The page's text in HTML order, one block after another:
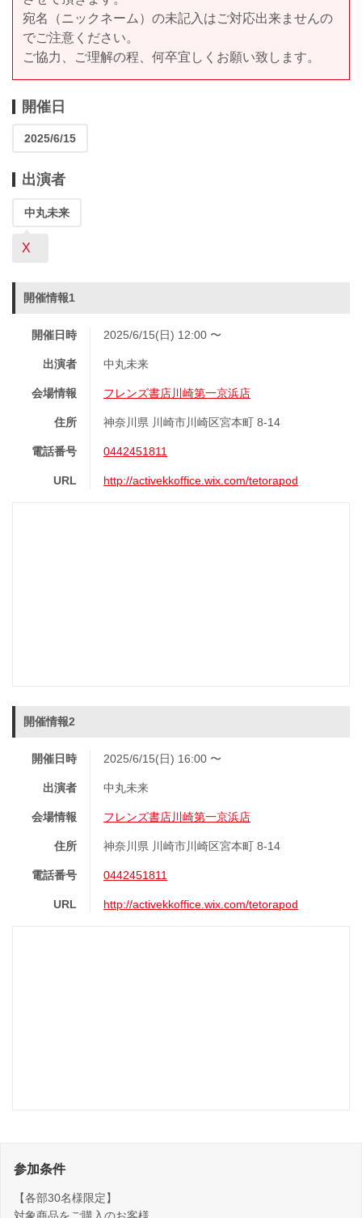
宛名（ニックネーム）の未記入はご対応出来ませんの
でご注意ください。
ご協力、ご理解の程、何卒宜しくお願い致します。
開催日
2025/6/15
出演者
中丸未来
X
開催情報1
開催日時 2025/6/15(日) 12:00 〜
出演者 中丸未来
会場情報 フレンズ書店川崎第一京浜店
住所 神奈川県 川崎市川崎区宮本町 8-14
電話番号 0442451811
URL http://activekkoffice.wix.com/tetorapod
開催情報2
開催日時 2025/6/15(日) 16:00 〜
出演者 中丸未来
会場情報 フレンズ書店川崎第一京浜店
住所 神奈川県 川崎市川崎区宮本町 8-14
電話番号 0442451811
URL http://activekkoffice.wix.com/tetorapod
参加条件
【各部30名様限定】